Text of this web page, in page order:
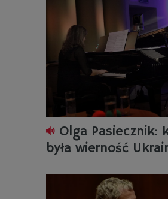
Olga Pasiecznik:
była wierność